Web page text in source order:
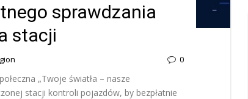
sprawdzania
stacji
0
„Twoje światła – nasze
stacji kontroli pojazdów, by bezpłatnie